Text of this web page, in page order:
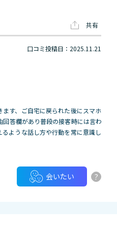
共有
口コミ投稿日：2025.11.21
す、ご自宅に戻られた後にスマホ
答欄があり普段の接客時には言わ
ような話し方や行動を常に意識し
会いたい ?